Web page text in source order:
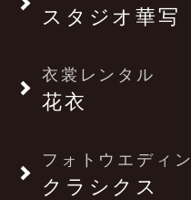
スタジオ華写
衣裳レンタル
花衣
フォトウエディ
クラシクス